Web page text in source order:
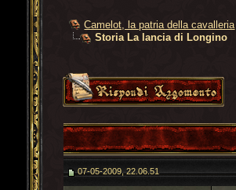
Camelot, la patria della cavalleria
Storia La lancia di Longino
07-05-2009, 22.06.51